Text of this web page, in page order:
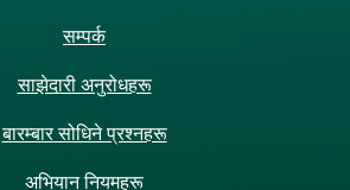
सम्पर्क
साझेदारी अनुरोधहरू
बारम्बार सोधिने प्रश्नहरू
अभियान नियमहरू